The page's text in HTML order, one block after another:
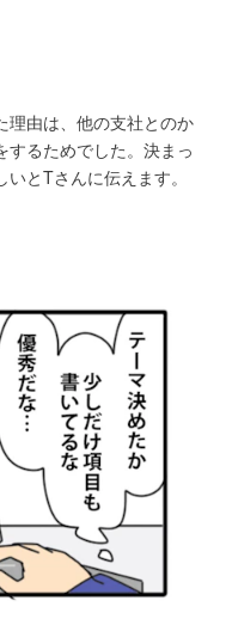
理由は、他の支社とのか
るためでした。決まっ
とTさんに伝えます。